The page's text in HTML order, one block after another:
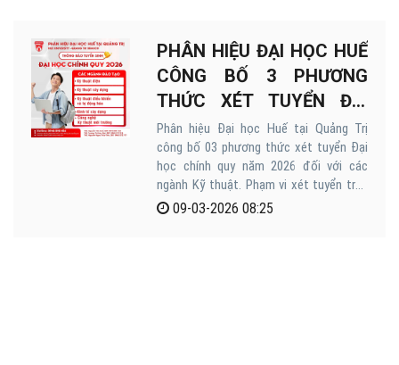
PHÂN HIỆU ĐẠI HỌC HUẾ
CÔNG BỐ 3 PHƯƠNG
THỨC XÉT TUYỂN ĐẠI
HỌC CHÍNH QUY 2026
Phân hiệu Đại học Huế tại Quảng Trị
công bố 03 phương thức xét tuyển Đại
học chính quy năm 2026 đối với các
ngành Kỹ thuật. Phạm vi xét tuyển trên
toàn quốc, ưu đãi miễn phí Ký túc xá
09-03-2026 08:25